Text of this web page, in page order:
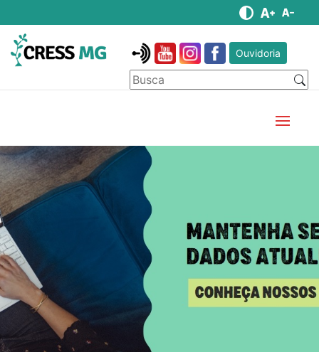
Ouvidoria